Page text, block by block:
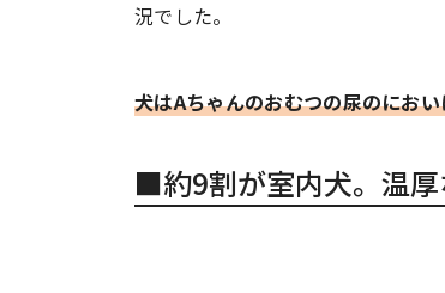
況でした。
犬はAちゃんのおむつの尿のにお
■約9割が室内犬。温